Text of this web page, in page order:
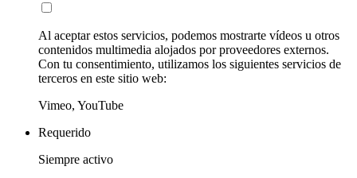
Al aceptar estos servicios, podemos mostrarte vídeos u otros
contenidos multimedia alojados por proveedores externos.
Con tu consentimiento, utilizamos los siguientes servicios de
terceros en este sitio web:
Vimeo, YouTube
Requerido
Siempre activo